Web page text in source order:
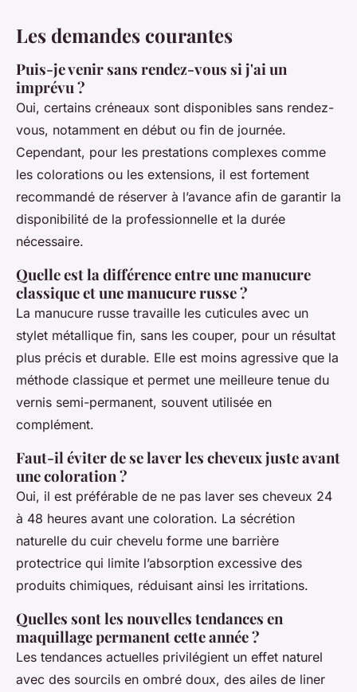
Les demandes courantes
Puis-je venir sans rendez-vous si j'ai un
imprévu ?
Oui, certains créneaux sont disponibles sans rendez-
vous, notamment en début ou fin de journée.
Cependant, pour les prestations complexes comme
les colorations ou les extensions, il est fortement
recommandé de réserver à l’avance afin de garantir la
disponibilité de la professionnelle et la durée
nécessaire.
Quelle est la différence entre une manucure
classique et une manucure russe ?
La manucure russe travaille les cuticules avec un
stylet métallique fin, sans les couper, pour un résultat
plus précis et durable. Elle est moins agressive que la
méthode classique et permet une meilleure tenue du
vernis semi-permanent, souvent utilisée en
complément.
Faut-il éviter de se laver les cheveux juste avant
une coloration ?
Oui, il est préférable de ne pas laver ses cheveux 24
à 48 heures avant une coloration. La sécrétion
naturelle du cuir chevelu forme une barrière
protectrice qui limite l’absorption excessive des
produits chimiques, réduisant ainsi les irritations.
Quelles sont les nouvelles tendances en
maquillage permanent cette année ?
Les tendances actuelles privilégient un effet naturel
avec des sourcils en ombré doux, des ailes de liner